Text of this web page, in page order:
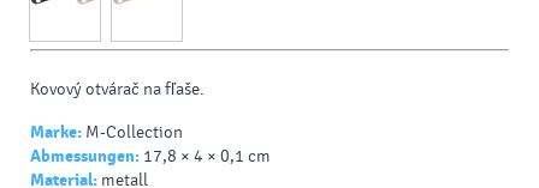
Kovový otvárač na fľaše.
Marke: M-Collection
Abmessungen: 17,8 × 4 × 0,1 cm
Material: metall